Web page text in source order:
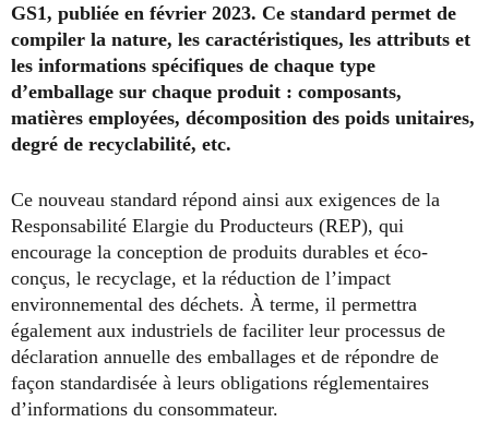
GS1, publiée en février 2023. Ce standard permet de
compiler la nature, les caractéristiques, les attributs et
les informations spécifiques de chaque type
d’emballage sur chaque produit : composants,
matières employées, décomposition des poids unitaires,
degré de recyclabilité, etc.
Ce nouveau standard répond ainsi aux exigences de la
Responsabilité Elargie du Producteurs (REP), qui
encourage la conception de produits durables et éco-
conçus, le recyclage, et la réduction de l’impact
environnemental des déchets. À terme, il permettra
également aux industriels de faciliter leur processus de
déclaration annuelle des emballages et de répondre de
façon standardisée à leurs obligations réglementaires
d’informations du consommateur.